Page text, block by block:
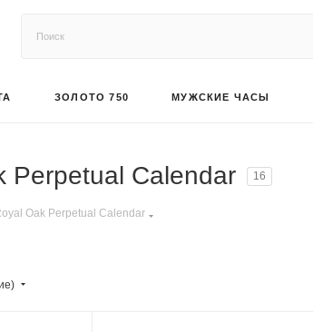
ЗОЛОТО 750 МУЖСКИЕ ЧАСЫ
Perpetual Calendar 16
Oak Perpetual Calendar